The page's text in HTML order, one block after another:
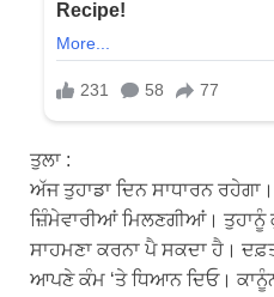
ਤੁਲਾ :
ਅੱਜ ਤੁਹਾਡਾ ਦਿਨ ਸਾਧਾਰਨ
ਜ਼ਿੰਮੇਵਾਰੀਆਂ ਮਿਲਣਗੀਆਂ। ਤੁਹਾਨੂੰ
ਸਾਹਮਣਾ ਕਰਨਾ ਪੈ ਸਕਦਾ ਹੈ।
ਆਪਣੇ ਕੰਮ ‘ਤੇ ਧਿਆਨ ਦਿਓ।